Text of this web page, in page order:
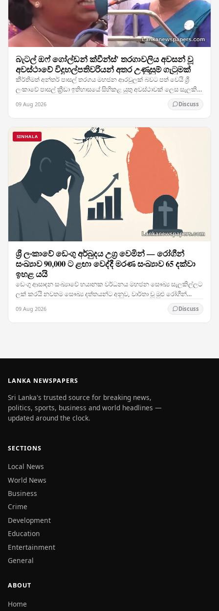
බැටල් ඔෆ් ගෝල්ඩන් ක්වීන්ස්' තරගාවලිය අවසන් වූ
අවස්ථාවේ විදුහල්පතිවරියන් අතර උණුසුම් ගැටුමක්
කීර්තිමත් අන්තර් පාසල් තරගය මහජන ආරවුලක් බවට පත් වෙයි ශ්‍රී
ලංකාවේ පාසල් ක්‍රීඩා ඉතිහාසයේ සිහිකළ යුතු අවස්ථාවක් ලෙස සැලකිය
09 Aug 2026 Discuss
SINHALA
ශ්‍රී ලංකාවේ ඩෙංගු අර්බුදය උග්‍ර වෙමින් — රෝගීන්
සංඛ්‍යාව 90,000 ට ළඟා වෙද්දී මරණ සංඛ්‍යාව 65 දක්වා
ඉහළ යයි
ඩෙංගු ආසාදන සංඛ්‍යාවේ භයානක වර්ධනය මහජන සෞඛ්‍ය සැලකිල්ලට
ලක් කරයි නවතම සෞඛ්‍ය දත්තයන්ට අනුව, වාර්තා වූ මුළු රෝගීන්
09 Aug 2026 Discuss
LANKA NEWSPAPERS
Sri Lanka's trusted source for breaking news,
politics, sports, business and world headlines —
updated around the clock.
SECTIONS
Local News
World News
Business
Crime
Development
Education
Entertainment
General
ABOUT
Home